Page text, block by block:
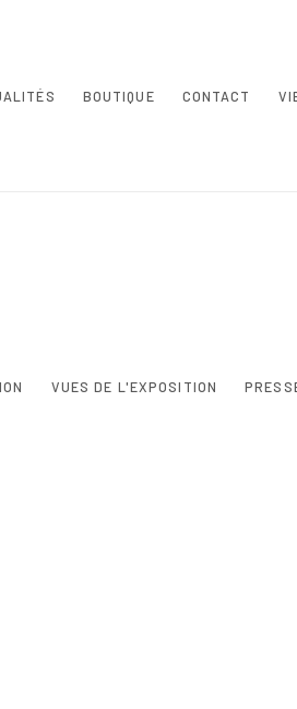
BOUTIQUE CONTACT
VUES DE L'EXPOSITION